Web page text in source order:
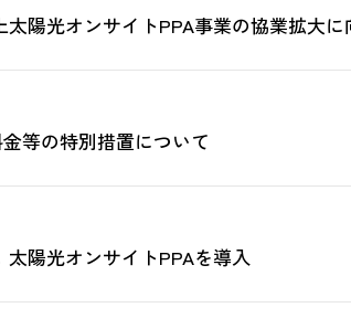
陽光オンサイトPPA事業の協業拡大
等の特別措置について
太陽光オンサイトPPAを導入